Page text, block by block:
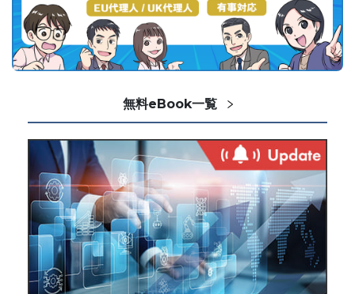
無料eBook一覧